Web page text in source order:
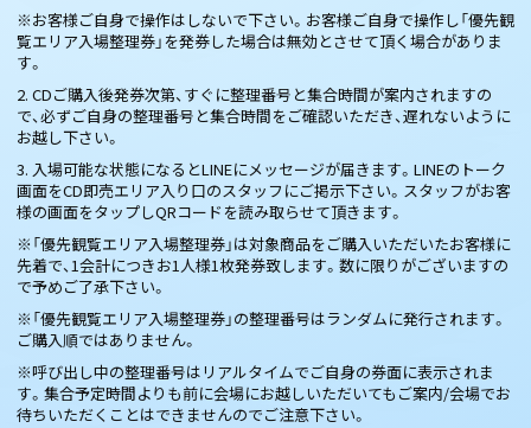
※お客様ご自身で操作はしないで下さい。お客様ご自身で操作し「優先観
覧エリア入場整理券」を発券した場合は無効とさせて頂く場合がありま
す。
2. CDご購入後発券次第、すぐに整理番号と集合時間が案内されますの
で、必ずご自身の整理番号と集合時間をご確認いただき、遅れないように
お越し下さい。
3. 入場可能な状態になるとLINEにメッセージが届きます。LINEのトーク
画面をCD即売エリア入り口のスタッフにご掲示下さい。スタッフがお客
様の画面をタップしQRコードを読み取らせて頂きます。
※「優先観覧エリア入場整理券」は対象商品をご購入いただいたお客様に
先着で、1会計につきお1人様1枚発券致します。数に限りがございますの
で予めご了承下さい。
※「優先観覧エリア入場整理券」の整理番号はランダムに発行されます。
ご購入順ではありません。
※呼び出し中の整理番号はリアルタイムでご自身の券面に表示されま
す。集合予定時間よりも前に会場にお越しいただいてもご案内/会場でお
待ちいただくことはできませんのでご注意下さい。